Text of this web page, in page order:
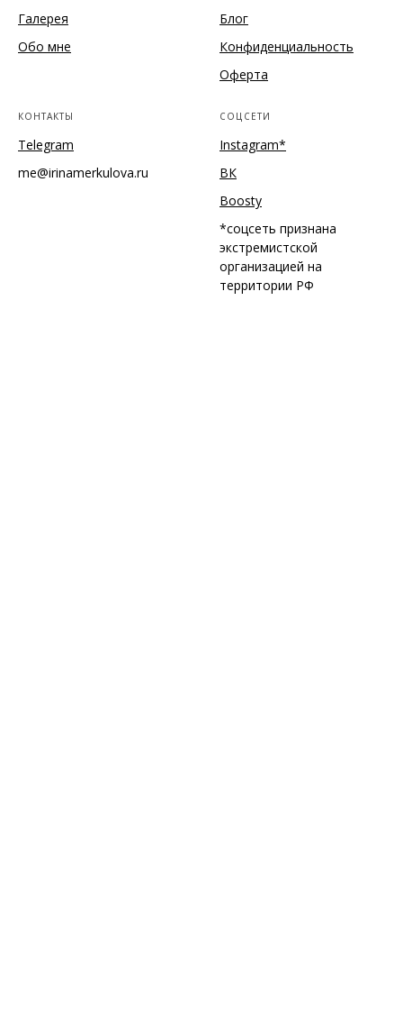
Галерея
Обо мне
Блог
Конфиденциальность
Оферта
КОНТАКТЫ
Telegram
me@irinamerkulova.ru
СОЦСЕТИ
Instagram*
ВК
Boosty
*соцсеть признана
экстремистской
организацией на
территории РФ